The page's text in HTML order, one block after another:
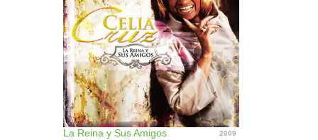
La Reina y Sus Amigos 2009